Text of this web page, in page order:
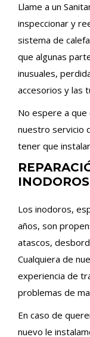
Llame a un
inspeccionar y
sistema de
que algunas
inusuales,
accesorios y las
No espere a
nuestro servicio
tener que
Los inodoros,
años, son
atascos,
Cualquiera de
experiencia de
problemas de
En caso de
nuevo le